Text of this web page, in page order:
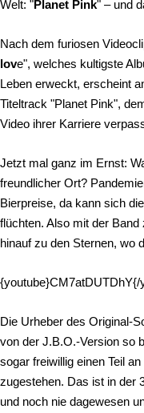
Welt: "Planet Pink" – und
Nach dem furiosen
love", welches kultigste
Leben erweckt, erscheint
Titeltrack "Planet Pink",
Video ihrer Karriere
Jetzt mal ganz im Ernst:
freundlicher Ort?
Bierpreise, da kann sich
flüchten. Also mit der
hinauf zu den Sternen, wo
{youtube}CM7atDUTDhY{/
Die Urheber des Original-
von der J.B.O.-Version so
sogar freiwillig einen Teil
zugestehen. Das ist in der
und noch nie dagewesen